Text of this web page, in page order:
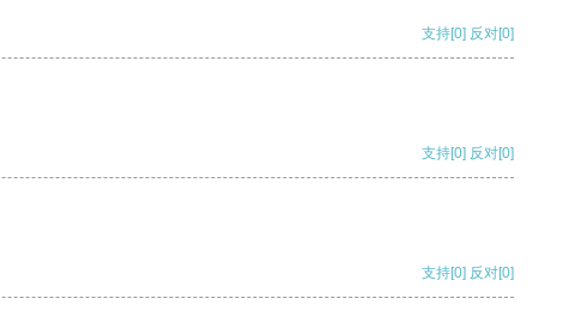
支持[0] 反对[0]
支持[0] 反对[0]
支持[0] 反对[0]